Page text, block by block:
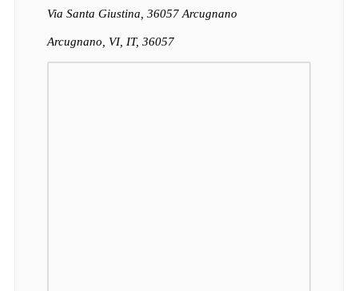
Via Santa Giustina, 36057 Arcugnano
Arcugnano, VI, IT, 36057